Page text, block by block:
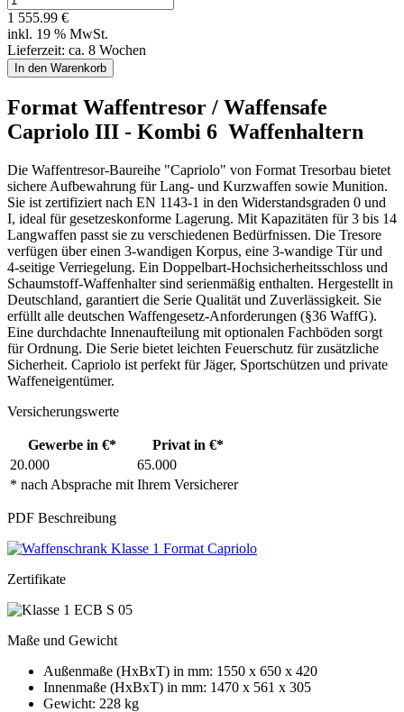
1 555.99 €
inkl. 19 % MwSt.
Lieferzeit: ca. 8 Wochen
Format Waffentresor / Waffensafe
Capriolo III - Kombi 6 Waffenhaltern
Die Waffentresor-Baureihe "Capriolo" von Format Tresorbau bietet
sichere Aufbewahrung für Lang- und Kurzwaffen sowie Munition.
Sie ist zertifiziert nach EN 1143-1 in den Widerstandsgraden 0 und
I, ideal für gesetzeskonforme Lagerung. Mit Kapazitäten für 3 bis 14
Langwaffen passt sie zu verschiedenen Bedürfnissen. Die Tresore
verfügen über einen 3-wandigen Korpus, eine 3-wandige Tür und
4-seitige Verriegelung. Ein Doppelbart-Hochsicherheitsschloss und
Schaumstoff-Waffenhalter sind serienmäßig enthalten. Hergestellt in
Deutschland, garantiert die Serie Qualität und Zuverlässigkeit. Sie
erfüllt alle deutschen Waffengesetz-Anforderungen (§36 WaffG).
Eine durchdachte Innenaufteilung mit optionalen Fachböden sorgt
für Ordnung. Die Serie bietet leichten Feuerschutz für zusätzliche
Sicherheit. Capriolo ist perfekt für Jäger, Sportschützen und private
Waffeneigentümer.
Versicherungswerte
Gewerbe in €* Privat in €*
* nach Absprache mit Ihrem Versicherer
20.000 65.000
PDF Beschreibung
Zertifikate
Maße und Gewicht
Außenmaße (HxBxT) in mm: 1550 x 650 x 420
Innenmaße (HxBxT) in mm: 1470 x 561 x 305
Gewicht: 228 kg